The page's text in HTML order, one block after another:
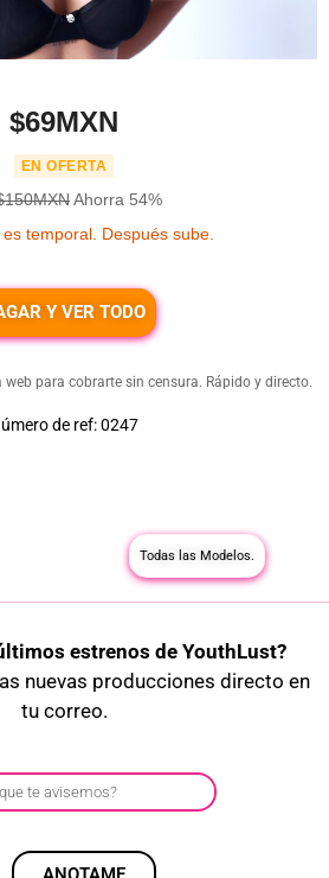
$69MXN
EN OFERTA
Ahorra 54%
temporal. Después sube.
Y VER TODO
para cobrarte sin censura. Rápido y directo.
de ref: 0247
Todas las Modelos.
estrenos de YouthLust?
nuevas producciones directo en
tu correo.